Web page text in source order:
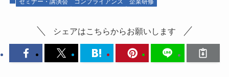
セミナー・講演会 コンプライアンス 企業研修
シェアはこちらからお願いします